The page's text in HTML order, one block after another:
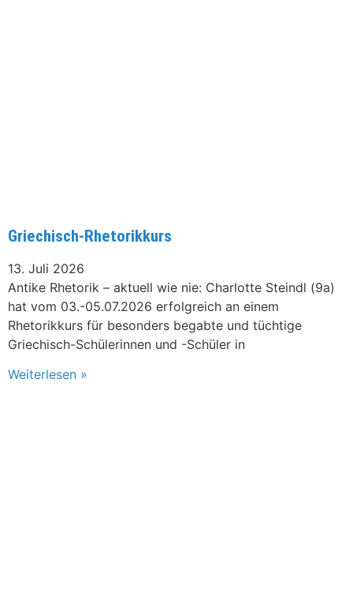
Griechisch-Rhetorikkurs
13. Juli 2026
Antike Rhetorik – aktuell wie nie: Charlotte Steindl (9a)
hat vom 03.-05.07.2026 erfolgreich an einem
Rhetorikkurs für besonders begabte und tüchtige
Griechisch-Schülerinnen und -Schüler in
Weiterlesen »